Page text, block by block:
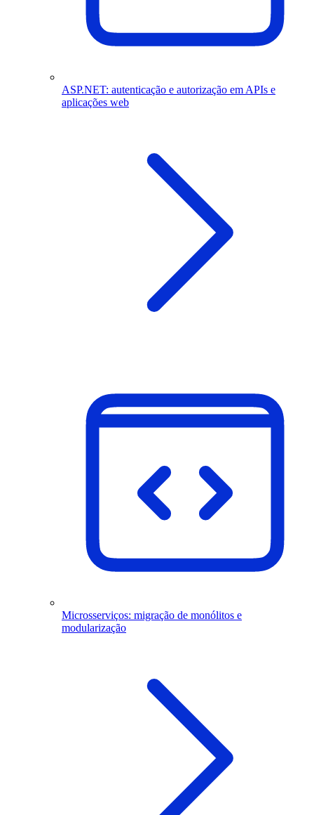
ASP.NET: autenticação e autorização em APIs e
aplicações web
Microsserviços: migração de monólitos e
modularização